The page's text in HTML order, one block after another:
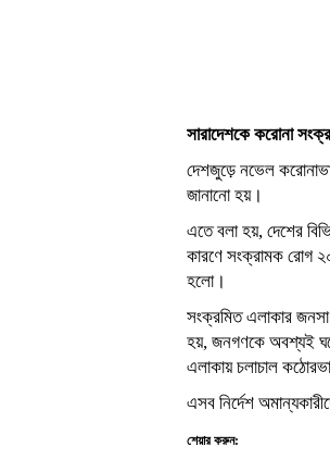
সারাদেশকে করোনা
দেশজুড়ে নভেল
জানানো হয়।
এতে বলা হয়, দেশের
কারণে সংক্রামক রোগ
হলো।
সংক্রমিত এলাকার
হয়, জনগণকে অবশ্যই
এলাকায় চলাচাল
এসব নির্দেশ
শেয়ার করুন: